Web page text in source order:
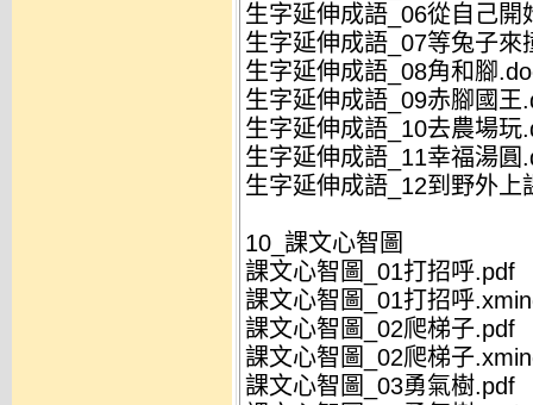
生字延伸成語_06從自己開
生字延伸成語_07等兔子來
生字延伸成語_08角和腳
生字延伸成語_09赤腳國王
生字延伸成語_10去農場玩
生字延伸成語_11幸福湯圓
生字延伸成語_12到野外上
10_課文心智圖
課文心智圖_01打招呼.pdf
課文心智圖_01打招呼
課文心智圖_02爬梯子.pdf
課文心智圖_02爬梯子
課文心智圖_03勇氣樹.pdf